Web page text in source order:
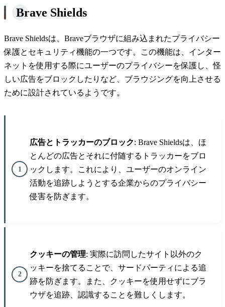
Brave Shields
Brave Shieldsは、Braveブラウザに組み込まれたプライバシー
保護とセキュリティ機能の一つです。この機能は、インター
ネットを使用する際にユーザーのプライバシーを保護し、怪
しい広告をブロックしたりなど、ブラウジングを向上させる
ために設計されているようです。
広告とトラッカーのブロック: Brave Shieldsは、ほ
とんどの広告とそれに付随するトラッカーをブロ
ックします。これにより、ユーザーのオンライン
活動を追跡しようとする企業からのプライバシー
侵害を防ぎます。
クッキーの管理: 実際に訪問したサイト以外のク
ッキーを捨てることで、サードパーティによる追
跡を防ぎます。また、クッキーを使用せずにブラ
ウザを追跡、認識することを難しくします。